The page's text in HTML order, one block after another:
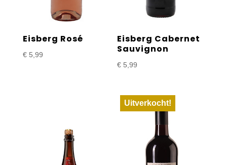
Eisberg Rosé
€5,99
Eisberg Cabernet
Sauvignon
€ 5,99
Uitverkocht!